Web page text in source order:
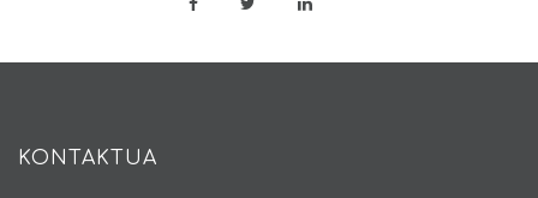
KONTAKTUA